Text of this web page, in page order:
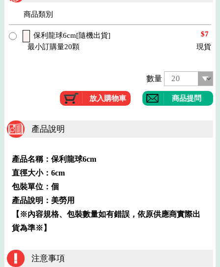
商品類別
保利龍球6cm[隨機出貨]
$7
最小訂購量20顆
現貨
數量
商品提問
產品說明
產品名稱：保利龍球6cm
直徑大小：6cm
包裝單位：個
產品說明：美勞用
【※內容規格、包裝數量如有錯誤，依原供應商實際出
貨為準※】
注意事項